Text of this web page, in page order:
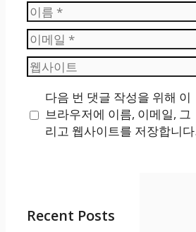
이
름
이
메
일
웹
사
트
다음 번 댓글 작성을 위해 이
브라우저에 이름, 이메일, 그
리고 웹사이트를 저장합니다.
Recent Posts